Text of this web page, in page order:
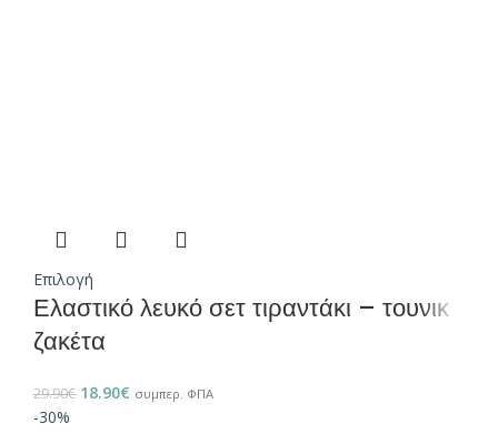
Επιλογή
Ελαστικό λευκό σετ τιραντάκι – τουνικ
ζακέτα
29.90€ 18.90€ συμπερ. ΦΠΑ
-30%